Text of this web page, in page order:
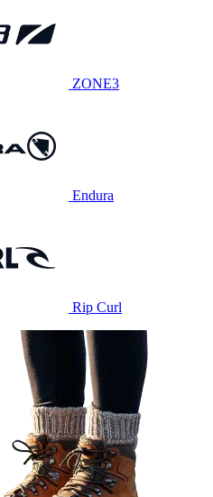
ZONE3
Endura
Rip Curl